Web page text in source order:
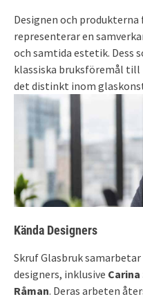
Designen och produkterna
representerar en
och samtida estetik. Dess
klassiska bruksföremål
det distinkt inom
Kända Designers
Skruf Glasbruk
designers, inklusive
Råman. Deras arbeten